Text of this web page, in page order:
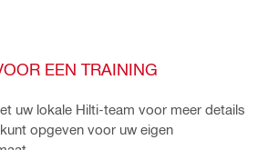
EEN TRAINING
uw lokale Hilti-team voor meer details
opgeven voor uw eigen